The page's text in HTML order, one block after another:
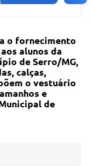
o fornecimento
alunos da
de Serro/MG,
calças,
o vestuário
e
de